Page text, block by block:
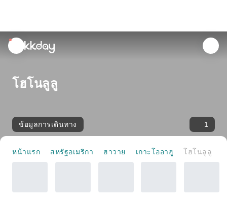
unread
notifications
โฮโนลูลู
ข้อมูลการเดินทาง 1
หน้าแรก สหรัฐอเมริกา ฮาวาย เกาะโออาฮู โฮโนลูลู